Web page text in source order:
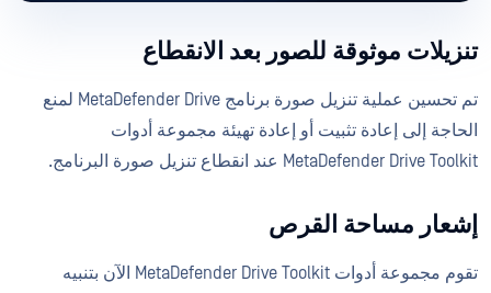
تنزيلات موثوقة للصور بعد الانقطاع
تم تحسين عملية تنزيل صورة برنامج MetaDefender Drive لمنع
الحاجة إلى إعادة تثبيت أو إعادة تهيئة مجموعة أدوات
MetaDefender Drive Toolkit عند انقطاع تنزيل صورة البرنامج.
إشعار مساحة القرص
تقوم مجموعة أدوات MetaDefender Drive Toolkit الآن بتنبيه